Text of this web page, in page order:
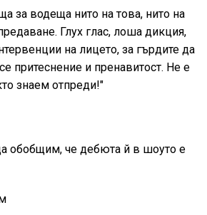
за водеща нито на това, нито на
Глух глас, лоша дикция,
на лицето, за гърдите да
притеснение и пренавитост. Не е
знаем отпреди!"
обобщим, че дебюта й в шоуто е